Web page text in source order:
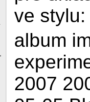
ve stylu:
album
2007